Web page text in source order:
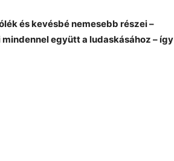
és kevésbé nemesebb részei –
együtt a ludaskásához – így